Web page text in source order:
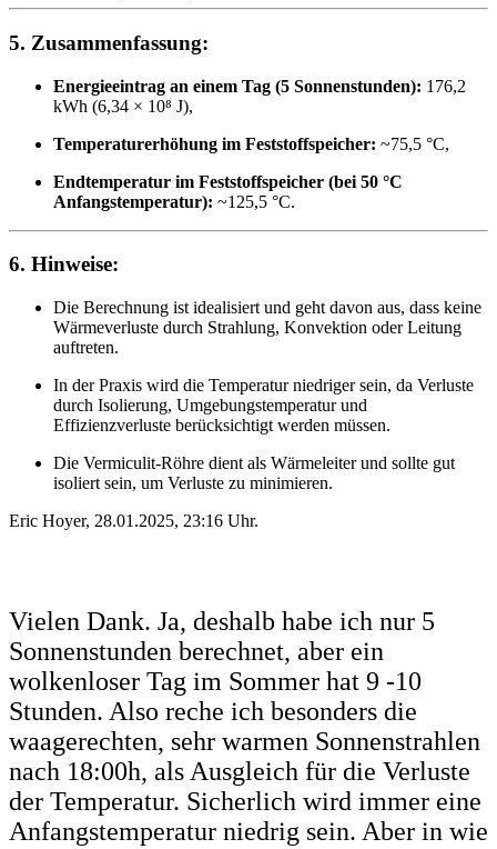
5. Zusammenfassung:
Energieeintrag an einem Tag (5 Sonnenstunden): 176,2
kWh (6,34 × 10⁸ J),
Temperaturerhöhung im Feststoffspeicher: ~75,5 °C,
Endtemperatur im Feststoffspeicher (bei 50 °C
Anfangstemperatur): ~125,5 °C.
6. Hinweise:
Die Berechnung ist idealisiert und geht davon aus, dass keine
Wärmeverluste durch Strahlung, Konvektion oder Leitung
auftreten.
In der Praxis wird die Temperatur niedriger sein, da Verluste
durch Isolierung, Umgebungstemperatur und
Effizienzverluste berücksichtigt werden müssen.
Die Vermiculit-Röhre dient als Wärmeleiter und sollte gut
isoliert sein, um Verluste zu minimieren.
Eric Hoyer, 28.01.2025, 23:16 Uhr.
Vielen Dank. Ja, deshalb habe ich nur 5
Sonnenstunden berechnet, aber ein
wolkenloser Tag im Sommer hat 9 -10
Stunden. Also reche ich besonders die
waagerechten, sehr warmen Sonnenstrahlen
nach 18:00h, als Ausgleich für die Verluste
der Temperatur. Sicherlich wird immer eine
Anfangstemperatur niedrig sein. Aber in wie